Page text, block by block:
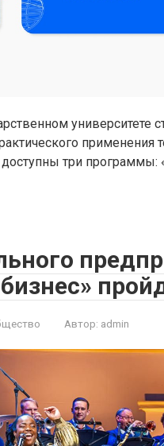
университете
применения
доступны три
Автор: admin